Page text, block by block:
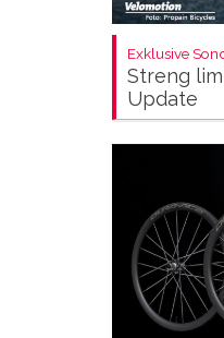
Exklusive
Streng
Update